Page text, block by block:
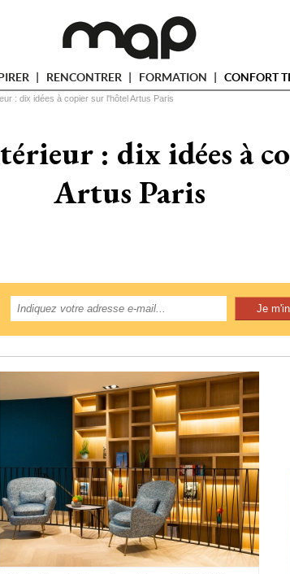
RENCONTRER FORMATION CONFORT
: dix idées à copier sur l'hôtel Artus Paris
: dix idées à
Artus Paris